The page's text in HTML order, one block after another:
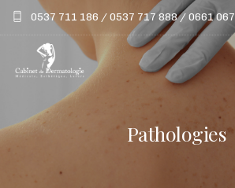
0537 711 186 / 0537 717 888 / 0661
LE CABINET
Pathologies